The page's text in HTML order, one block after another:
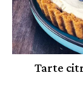
Tarte